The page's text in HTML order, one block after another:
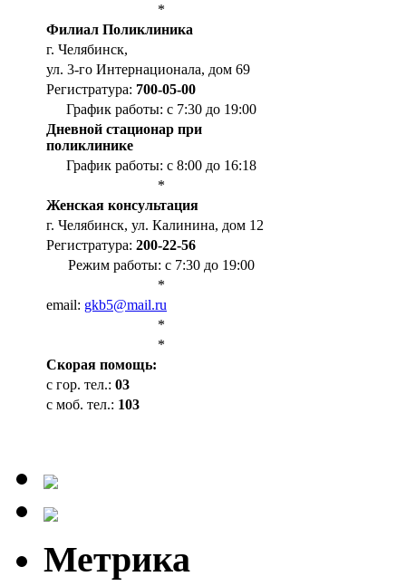
*
Филиал Поликлиника
г. Челябинск,
ул. 3-го Интернационала, дом 69
Регистратура: 700-05-00
График работы: с 7:30 до 19:00
Дневной стационар при
поликлинике
График работы: с 8:00 до 16:18
*
Женская консультация
г. Челябинск, ул. Калинина, дом 12
Регистратура: 200-22-56
Режим работы: с 7:30 до 19:00
*
email: gkb5@mail.ru
*
*
Cкорая помощь:
с гор. тел.: 03
с моб. тел.: 103
Метрика